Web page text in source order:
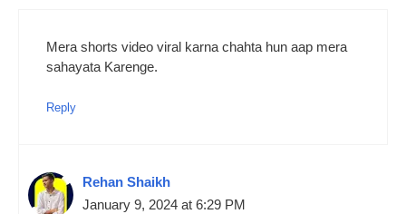
Mera shorts video viral karna chahta hun aap mera
sahayata Karenge.
Reply
Rehan Shaikh
January 9, 2024 at 6:29 PM